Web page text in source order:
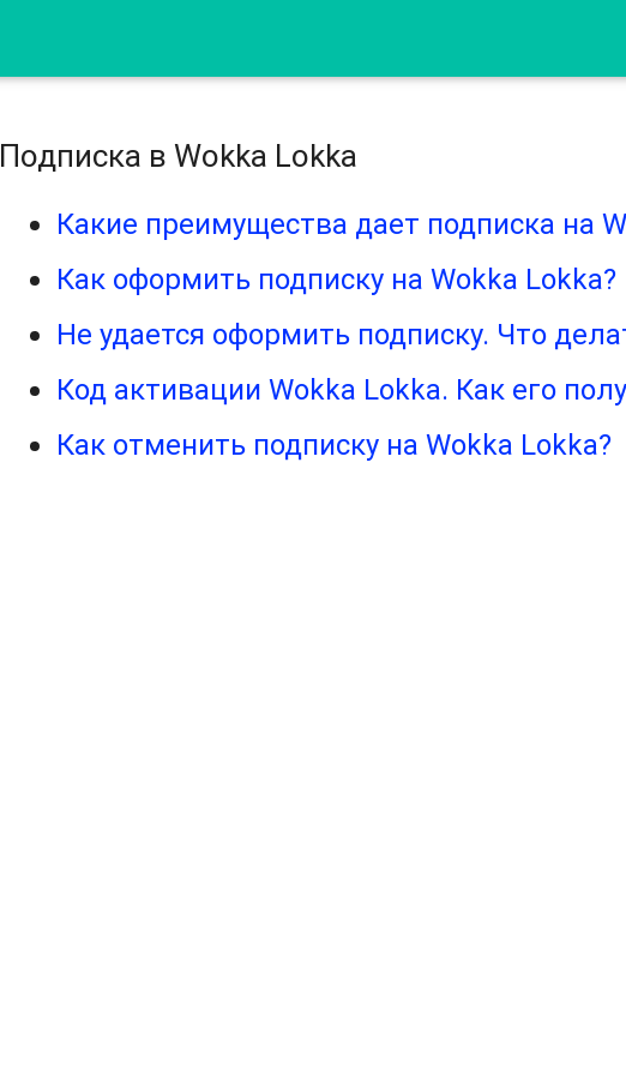
Подписка в Wokka Lokka
Какие преимущества дает подписка на
Как оформить подписку на Wokka Lokka?
Не удается оформить подписку. Что
Код активации Wokka Lokka. Как его
Как отменить подписку на Wokka Lokka?